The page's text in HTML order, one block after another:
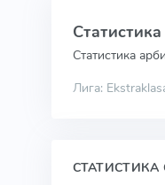
Статистика
Лига:
СТАТИСТИКА